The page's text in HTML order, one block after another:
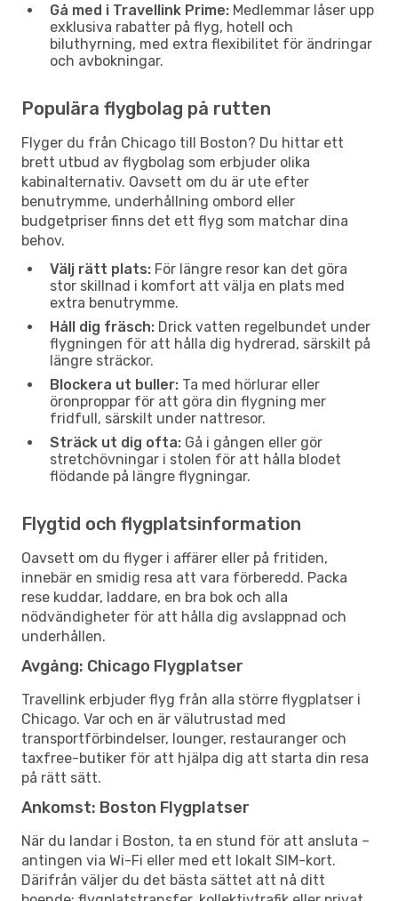
Gå med i Travellink Prime: Medlemmar låser upp
exklusiva rabatter på flyg, hotell och
biluthyrning, med extra flexibilitet för ändringar
och avbokningar.
Populära flygbolag på rutten
Flyger du från Chicago till Boston? Du hittar ett
brett utbud av flygbolag som erbjuder olika
kabinalternativ. Oavsett om du är ute efter
benutrymme, underhållning ombord eller
budgetpriser finns det ett flyg som matchar dina
behov.
Välj rätt plats: För längre resor kan det göra
stor skillnad i komfort att välja en plats med
extra benutrymme.
Håll dig fräsch: Drick vatten regelbundet under
flygningen för att hålla dig hydrerad, särskilt på
längre sträckor.
Blockera ut buller: Ta med hörlurar eller
öronproppar för att göra din flygning mer
fridfull, särskilt under nattresor.
Sträck ut dig ofta: Gå i gången eller gör
stretchövningar i stolen för att hålla blodet
flödande på längre flygningar.
Flygtid och flygplatsinformation
Oavsett om du flyger i affärer eller på fritiden,
innebär en smidig resa att vara förberedd. Packa
rese kuddar, laddare, en bra bok och alla
nödvändigheter för att hålla dig avslappnad och
underhållen.
Avgång: Chicago Flygplatser
Travellink erbjuder flyg från alla större flygplatser i
Chicago. Var och en är välutrustad med
transportförbindelser, lounger, restauranger och
taxfree-butiker för att hjälpa dig att starta din resa
på rätt sätt.
Ankomst: Boston Flygplatser
När du landar i Boston, ta en stund för att ansluta –
antingen via Wi-Fi eller med ett lokalt SIM-kort.
Därifrån väljer du det bästa sättet att nå ditt